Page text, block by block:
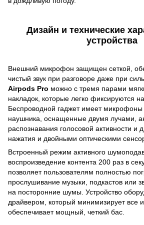
Дизайн и технические
устройства
Внешний микрофон защищен сеткой,
чистый звук при разговоре даже при
Airpods Pro можно с тремя парами
накладок, которые легко фиксируются
Беспроводной гаджет имеет микрофоны
наушника, оснащенные двумя лучами,
распознавания голосовой активности и
нажатия и двойными оптическими
Встроенный режим активного
воспроизведение контента 200 раз в
позволяет пользователям полностью
прослушивание музыки, подкастов или
на посторонние шумы. Устройство
драйвером, который минимизирует все
обеспечивает мощный, четкий бас.